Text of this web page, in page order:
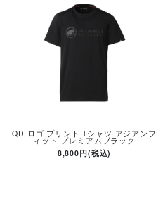
QD ロゴ プリント Tシャツ アジアンフ
ィット プレミアムブラック
8,800円(税込)